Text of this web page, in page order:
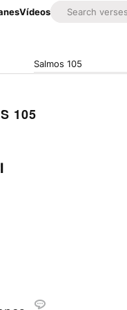
Vídeos
Salmos 105
105